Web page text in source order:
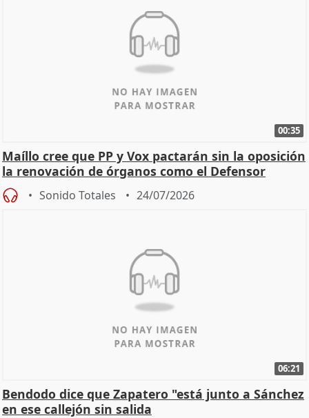
00:35
Maíllo cree que PP y Vox pactarán sin la oposición
la renovación de órganos como el Defensor
Sonido Totales 24/07/2026
06:21
Bendodo dice que Zapatero "está junto a Sánchez
en ese callejón sin salida